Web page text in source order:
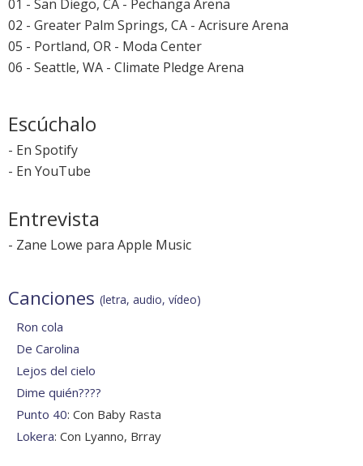
01 - San Diego, CA - Pechanga Arena
02 - Greater Palm Springs, CA - Acrisure Arena
05 - Portland, OR - Moda Center
06 - Seattle, WA - Climate Pledge Arena
Escúchalo
- En Spotify
- En YouTube
Entrevista
- Zane Lowe para Apple Music
Canciones (letra, audio, vídeo)
Ron cola
De Carolina
Lejos del cielo
Dime quién????
Punto 40: Con Baby Rasta
Lokera: Con Lyanno, Brray